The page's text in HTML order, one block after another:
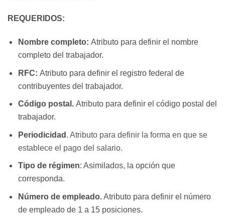
REQUERIDOS:
Nombre completo: Atributo para definir el nombre
completo del trabajador.
RFC: Atributo para definir el registro federal de
contribuyentes del trabajador.
Código postal. Atributo para definir el código postal del
trabajador.
Periodicidad . Atributo para definir la forma en que se
establece el pago del salario.
Tipo de régimen: Asimilados, la opción que
corresponda.
Número de empleado.Atributo para definir el número
de empleado de 1 a 15 posiciones.